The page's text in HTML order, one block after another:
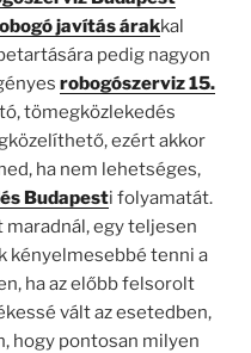
javítás árakkal
pedig nagyon
robogószerviz 15.
tömegközlekedés
ezért akkor
ha nem lehetséges,
Budapesti folyamatát.
egy teljesen
kényelmesebbé tenni a
ha az előbb felsorolt
vált az esetedben,
hogy pontosan milyen